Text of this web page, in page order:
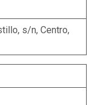
s/n, Centro,